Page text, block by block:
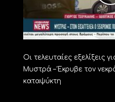
Οι τελευταίες εξελίξεις
Μυστρά – Έκρυβε τον
καταψύκτη